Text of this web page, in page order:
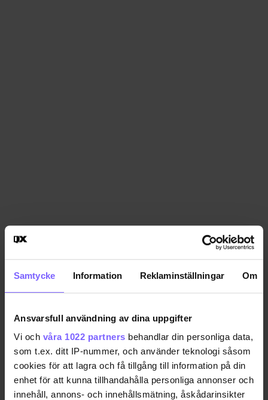
Samtycke Information Reklaminställningar Om
Ansvarsfull användning av dina uppgifter
Vi och våra 1022 partners behandlar din personliga data,
som t.ex. ditt IP-nummer, och använder teknologi såsom
cookies för att lagra och få tillgång till information på din
enhet för att kunna tillhandahålla personliga annonser och
innehåll, annons- och innehållsmätning, åskådarinsikter